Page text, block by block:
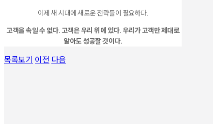
이제 새 시대에 새로운 전략들이 필요하다.
고객을 속일 수 없다. 고객은 우리 위에 있다. 우리가 고객만 제대로
알아도 성공할 것이다.
목록보기 이전 다음